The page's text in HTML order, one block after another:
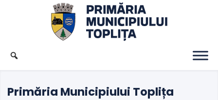
Primăria Municipiului Toplița